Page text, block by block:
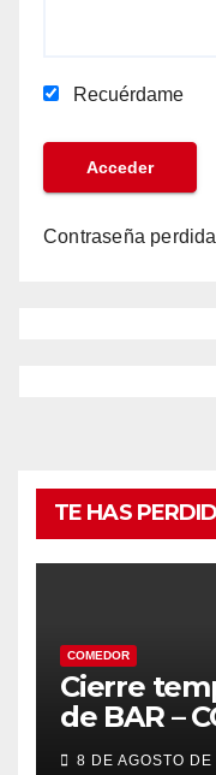
Recuérdame
Contraseña perdida
TE HAS
COMEDOR
Cierre
de BAR –
8 DE AGOSTO